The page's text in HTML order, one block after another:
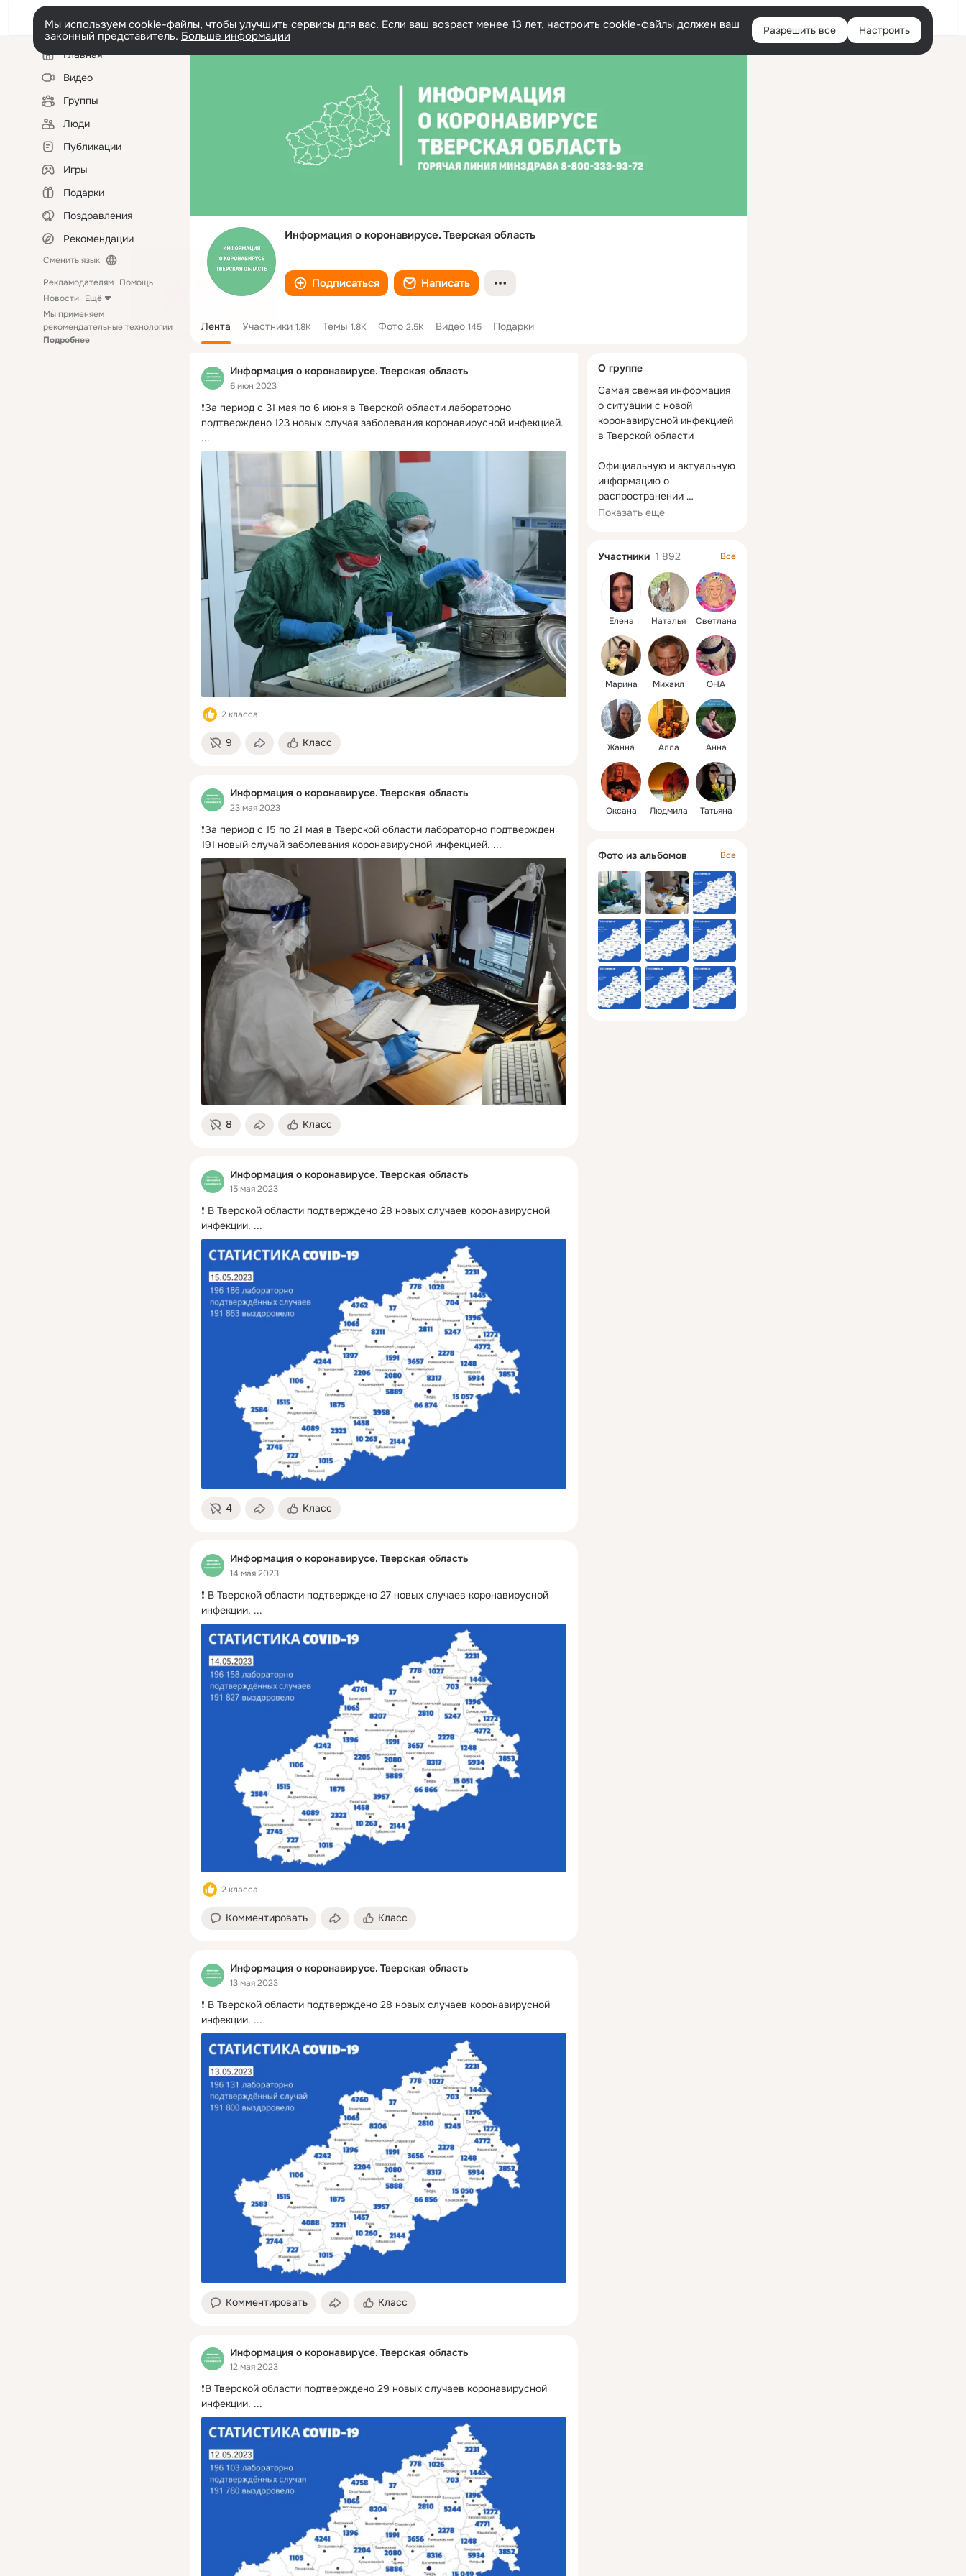
Войти
Мы используем cookie-файлы, чтобы улучшить сервисы для вас. Если ваш возраст менее 13 лет, настроить cookie-файлы должен ваш
законный представитель. Больше информации Разрешить все Настроить
Левая
колонкаГлавная
Видео
Группы
Люди
Публикации
Игры
Подарки
Поздравления
Рекомендации
Сменить язык
Рекламодателям Помощь
Новости Ещё
Мы применяем
рекомендательные технологии
Подробнее
Информация о коронавирусе. Тверская область
Подписаться Написать
Лента Участники 1.8K Темы 1.8K Фото 2.5K Видео 145 Подарки
Информация о коронавирусе. Тверская область
6 июн 2023
❗️За период с 31 мая по 6 июня в Тверской области лабораторно
подтверждено 123 новых случая заболевания коронавирусной инфекцией.
...
2 класса
9 Класс
Информация о коронавирусе. Тверская область
23 мая 2023
❗️За период с 15 по 21 мая в Тверской области лабораторно подтвержден
191 новый случай заболевания коронавирусной инфекцией. ...
8 Класс
Информация о коронавирусе. Тверская область
15 мая 2023
❗️ В Тверской области подтверждено 28 новых случаев коронавирусной
инфекции. ...
4 Класс
Информация о коронавирусе. Тверская область
14 мая 2023
❗ В Тверской области подтверждено 27 новых случаев коронавирусной
инфекции. ...
2 класса
Комментировать Класс
Информация о коронавирусе. Тверская область
13 мая 2023
❗ В Тверской области подтверждено 28 новых случаев коронавирусной
инфекции. ...
Комментировать Класс
Информация о коронавирусе. Тверская область
12 мая 2023
❗️В Тверской области подтверждено 29 новых случаев коронавирусной
инфекции. ...
колонка
О группе
Самая свежая информация
о ситуации с новой
коронавирусной инфекцией
в Тверской области
Официальную и актуальную
информацию о
распространении
коронавируса можно
Также на сайте Минздрава
создан специальный
раздел, посвященный
коронавирусу –
ministry/covid19
Показать еще
Участники 1 892 Все
Елена Наталья Светлана
Марина Михаил ОНА
Жанна Алла Анна
Оксана Людмила Татьяна
Фото из альбомов Все